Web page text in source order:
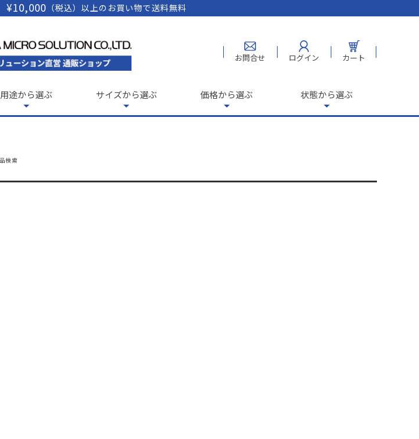
¥10,000 （税込）以上のお買い物で送料無料
お問合せ ログイン カート
用途から選ぶ サイズから選ぶ 価格から選ぶ 状態から選ぶ
検索